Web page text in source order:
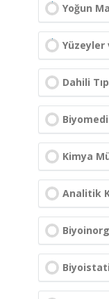
Yoğun
Dahili
Kimya
Analitik